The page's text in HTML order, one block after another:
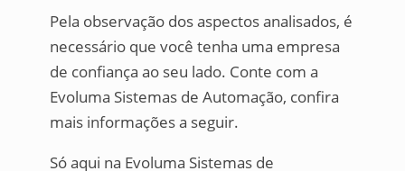
Pela observação dos aspectos analisados, é
necessário que você tenha uma empresa
de confiança ao seu lado. Conte com a
Evoluma Sistemas de Automação, confira
mais informações a seguir.
Só aqui na Evoluma Sistemas de